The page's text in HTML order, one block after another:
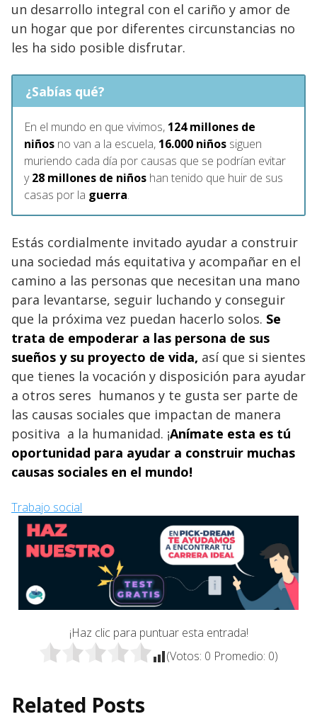
un desarrollo integral con el cariño y amor de
un hogar que por diferentes circunstancias no
les ha sido posible disfrutar.
¿Sabías qué?
En el mundo en que vivimos, 124 millones de
niños no van a la escuela, 16.000 niños siguen
muriendo cada día por causas que se podrían evitar
y28 millones de niños han tenido que huir de sus
casas por la guerra.
Estás cordialmente invitado ayudar a construir
una sociedad más equitativa y acompañar en el
camino a las personas que necesitan una mano
para levantarse, seguir luchando y conseguir
que la próxima vez puedan hacerlo solos. Se
trata de empoderar a las persona de sus
sueños y su proyecto de vida, así que si sientes
que tienes la vocación y disposición para ayudar
a otros seres humanos y te gusta ser parte de
las causas sociales que impactan de manera
positiva a la humanidad. ¡Anímate esta es tú
oportunidad para ayudar a construir muchas
causas sociales en el mundo!
Trabajo social
¡Haz clic para puntuar esta entrada!
(Votos: 0 Promedio: 0)
Related Posts